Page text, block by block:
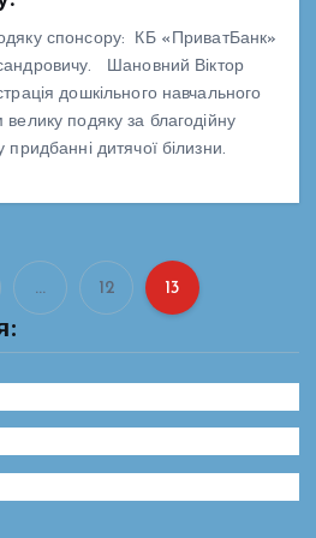
спонсору: КБ «ПриватБанк»
Шановний Віктор
дошкільного навчального
подяку за благодійну
дитячої білизни.
П
а
г
і
… 12 13